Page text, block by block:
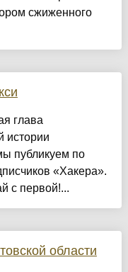
сжиженного
глава
истории
публикуем по
«Хакера».
с первой!...
области